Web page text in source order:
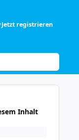
Jetzt registrieren
Inhalt